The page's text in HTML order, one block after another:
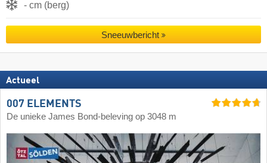
- cm (berg)
Sneeuwbericht
Actueel
007 ELEMENTS
De unieke James Bond-beleving op 3048 m